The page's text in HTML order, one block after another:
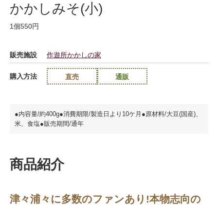
かかしみそ(小)
1個550円
販売施設 作遊所かかしの家
購入方法 直売 通販
●内容量/約400g●消費期限/製造日より10ケ月●原材料/大豆(国産)、
米、食塩●販売期間/通年
商品紹介
津々浦々に多数のファンあり!本物志向の